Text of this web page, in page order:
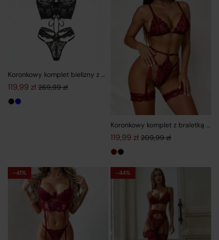
Koronkowy komplet bielizny z wiązaniem i stringami
269,99zł
Pierwotna cena wynosiła: 269,99 zł.
119,99 zł
Aktualna cena wynosi: 119,99 zł.
Koronkowy komplet z braletką i
209,99zł
Pierwotna cena wynosiła:
119,99 zł
Aktualna cena wynosi: 119,99
-41% -44%